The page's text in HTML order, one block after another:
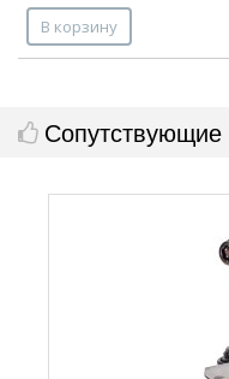
В корзину
Сопутствующие